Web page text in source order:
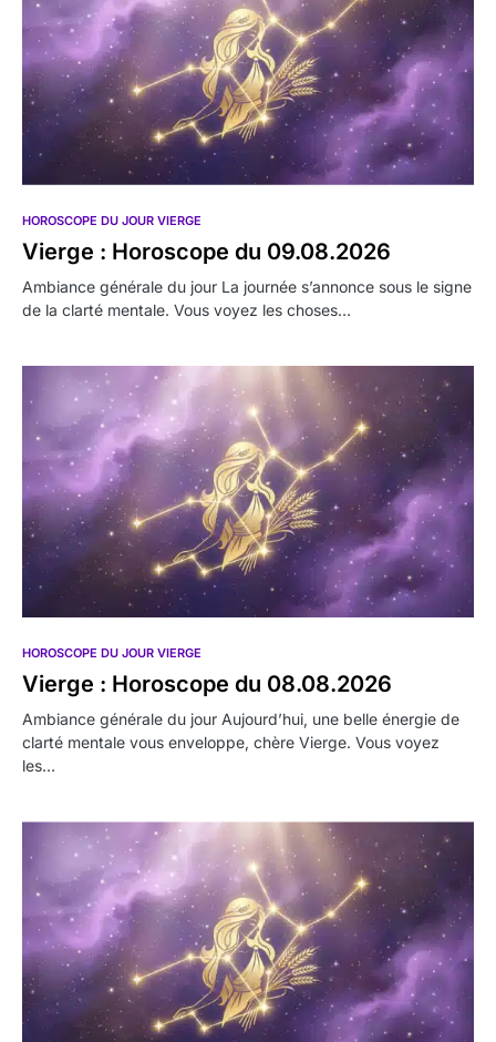
HOROSCOPE DU JOUR VIERGE
Vierge : Horoscope du 09.08.2026
Ambiance générale du jour La journée s’annonce sous le signe
de la clarté mentale. Vous voyez les choses…
HOROSCOPE DU JOUR VIERGE
Vierge : Horoscope du 08.08.2026
Ambiance générale du jour Aujourd’hui, une belle énergie de
clarté mentale vous enveloppe, chère Vierge. Vous voyez
les…